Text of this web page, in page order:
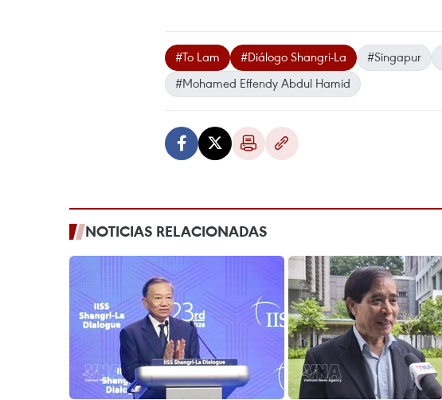
#To Lam #Diálogo Shangri-La #Singapur
#Mohamed Effendy Abdul Hamid
NOTICIAS RELACIONADAS